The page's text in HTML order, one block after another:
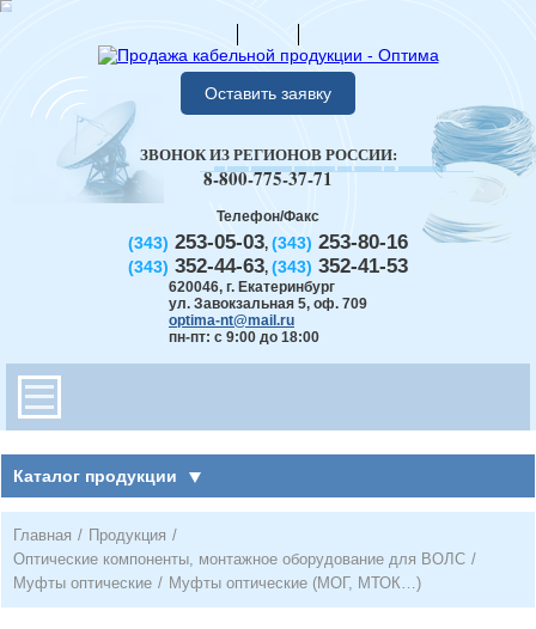
Оставить заявку
Телефон/Факс
(343) 253-05-03, (343) 253-80-16
(343) 352-44-63, (343) 352-41-53
620046, г. Екатеринбург
ул. Завокзальная 5, оф. 709
optima-nt@mail.ru
пн-пт: с 9:00 до 18:00
ЗВОНОК ИЗ РЕГИОНОВ РОССИИ:
8-800-775-37-71
Каталог продукции
Главная / Продукция /
Оптические компоненты, монтажное оборудование для ВОЛС /
Муфты оптические / Муфты оптические (МОГ, МТОК…)